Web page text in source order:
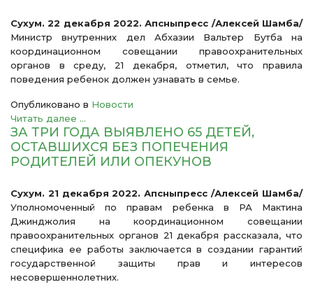
Сухум. 22 декабря 2022. Апсныпресс /Алексей Шамба/
Министр внутренних дел Абхазии Вальтер Бутба на
координационном совещании правоохранительных
органов в среду, 21 декабря, отметил, что правила
поведения ребенок должен узнавать в семье.
Опубликовано в Новости
Читать далее ...
ЗА ТРИ ГОДА ВЫЯВЛЕНО 65 ДЕТЕЙ,
ОСТАВШИХСЯ БЕЗ ПОПЕЧЕНИЯ
РОДИТЕЛЕЙ ИЛИ ОПЕКУНОВ
Сухум. 21 декабря 2022. Апсныпресс /Алексей Шамба/
Уполномоченный по правам ребенка в РА Мактина
Джинджолия на координационном совещании
правоохранительных органов 21 декабря рассказала, что
специфика ее работы заключается в создании гарантий
государственной защиты прав и интересов
несовершеннолетних.